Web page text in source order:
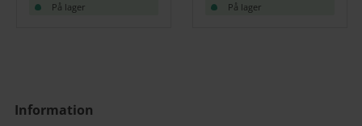
På lager På lager
Information